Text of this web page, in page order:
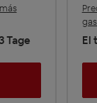
Tage El